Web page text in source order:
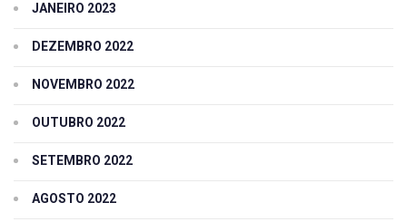
JANEIRO 2023
DEZEMBRO 2022
NOVEMBRO 2022
OUTUBRO 2022
SETEMBRO 2022
AGOSTO 2022